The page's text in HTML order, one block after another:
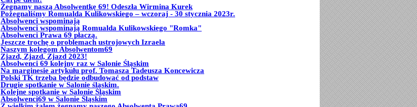
Żegnamy naszą Absolwentkę 69! Odeszła Wirmina Kurek
Pożegnaliśmy Romualda Kulikowskiego – wczoraj - 30 stycznia 2023r.
Absolwenci wspominają
Absolwenci wspominają Romualda Kulikowskiego "Romka"
Absolwenci Prawa 69 płaczą.
Jeszcze trochę o problemach ustrojowych Izraela
Naszym kolegom Absolwentom69
Zjazd, Zjazd, Zjazd 2023!
Absolwenci 69 kolejny raz w Salonie Śląskim
Na marginesie artykułu prof. Tomasza Tadeusza Koncewicza
Polski TK trzeba będzie odbudować od podstaw
Drugie spotkanie w Salonie śląskim.
Kolejne spotkanie w Salonie Śląskim
Absolwenci69 w Salonie Śląskim